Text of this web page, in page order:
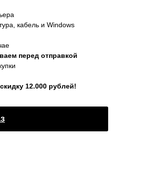
кабель и Windows
перед отправкой
12.000 рублей!